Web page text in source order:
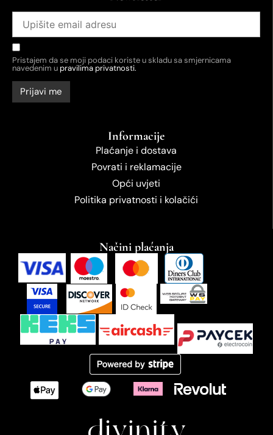
Pristajem da se moji podaci koriste u skladu sa smjernicama
navedenim upravilima privatnosti.
Informacije
Plaćanje i dostava
Povrati i reklamacije
Opći uvjeti
Politika privatnosti i kolačići
Načini plaćanja